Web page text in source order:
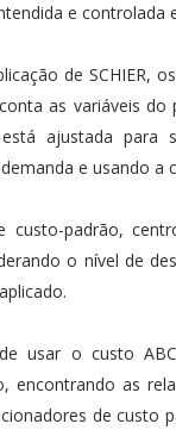
e
de SCHIER,
as variáveis
ajustada para
e usando a
custo-padrão,
o nível de
usar o custo
encontrando as
de custo